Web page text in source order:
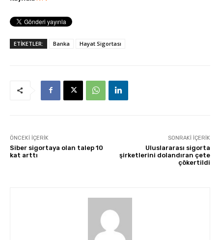
ETİKETLER: Banka Hayat Sigortası
ÖNCEKI İÇERIK
Siber sigortaya olan talep 10
kat arttı
SONRAKI İÇERIK
Uluslararası sigorta
şirketlerini dolandıran çete
çökertildi